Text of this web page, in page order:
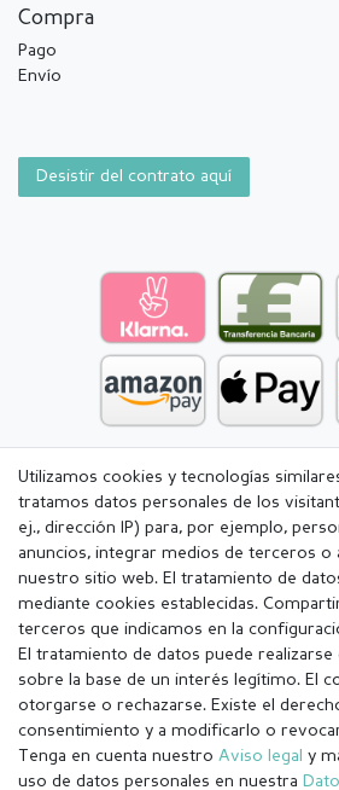
Compra
Pago
Envío
Desistir del contrato aquí
Aviso legal Política de
Utilizamos cookies y tecnologías
tratamos datos personales de los
ej., dirección IP) para, por ejemplo,
anuncios, integrar medios de terceros o
nuestro sitio web. El tratamiento de
mediante cookies establecidas.
terceros que indicamos en la
El tratamiento de datos puede
sobre la base de un interés legítimo. El
otorgarse o rechazarse. Existe el
consentimiento y a modificarlo o
Tenga en cuenta nuestro Aviso legal y
uso de datos personales en nuestra